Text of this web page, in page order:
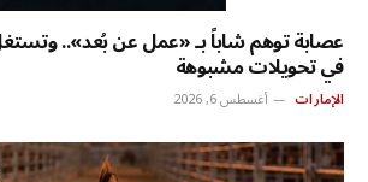
عصابة توهم شاباً بـ «عمل عن بُعد»..
في تحويلات مشبوهة
الإمارات أغسطس 6, 2026